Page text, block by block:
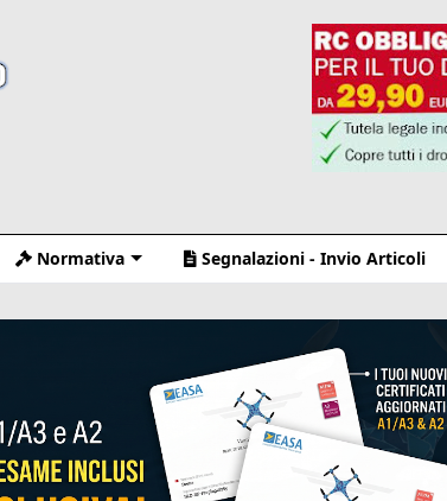
Normativa Segnalazioni - Invio Articoli